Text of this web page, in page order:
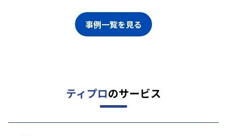
事例一覧を見る
ティプロのサービス